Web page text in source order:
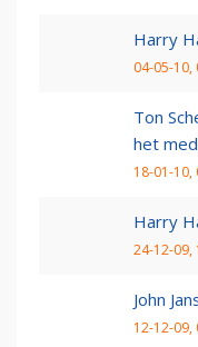
Harry
04-05-10,
Ton
het
18-01-10,
Harry
24-12-09,
John
12-12-09,